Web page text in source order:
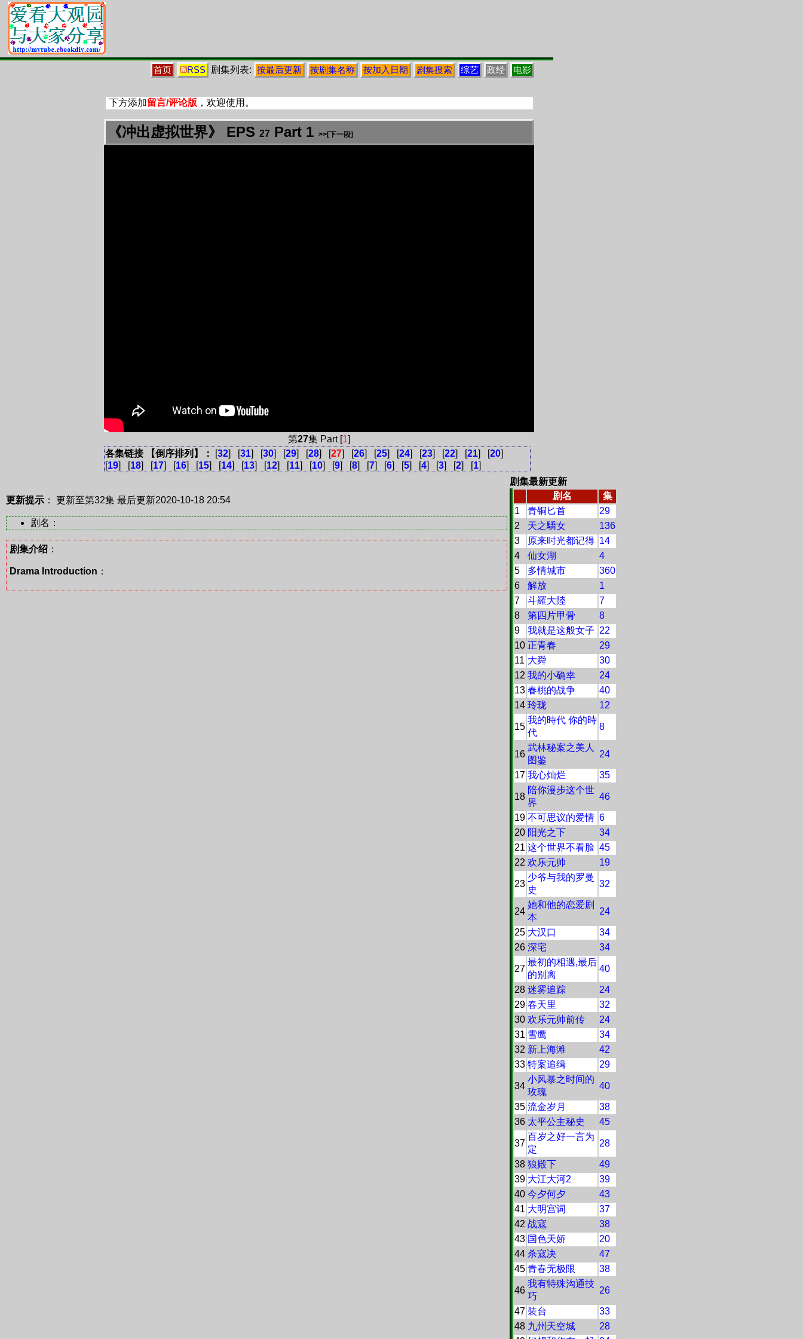
首页 RSS 剧集列表: 按最后更新 按剧集名称 按加入日期 剧集搜索 综艺 政经 电影
下方添加留言/评论版 ，欢迎使用。
《冲出虚拟世界》 EPS 27 Part 1 >>[下一段]
第27集 Part [1]
各集链接 【倒序排列】：
[32] [31] [30] [29] [28] [27] [26] [25] [24] [23] [22] [21] [20]
[19] [18] [17] [16] [15] [14] [13] [12] [11] [10] [9] [8] [7] [6] [5] [4] [3] [2] [1]
更新提示 ： 更新至第32集 最后更新2020-10-18 20:54
剧名：
剧集介绍 ：
Drama Introduction ：
剧集最新更新
剧名
集
1
青铜匕首
29
2
天之驕女
136
3
原来时光都记得 14
4
仙女湖
4
5
多情城市
360
6
解放
1
7
斗羅大陸
7
8
第四片甲骨
8
9
我就是这般女子 22
10 正青春
29
11 大舜
30
12 我的小确幸
24
13 春桃的战争
40
14 玲珑 12
15
我的時代 你的時
代
8
16
武林秘案之美人
图鉴
24
17 我心灿烂 35
18
陪你漫步这个世
界
46
19 不可思议的爱情 6
20 阳光之下
34
21 这个世界不看脸 45
22 欢乐元帅 19
23
少爷与我的罗曼
史
32
24
她和他的恋爱剧
本
24
25 大汉口
34
26 深宅 34
27
最初的相遇,最后
的别离
40
28 迷雾追踪
24
29 春天里
32
30 欢乐元帅前传
24
31 雪鹰
34
32 新上海滩
42
33 特案追缉 29
34
小风暴之时间的
玫瑰
40
35 流金岁月
38
36 太平公主秘史 45
37
百岁之好一言为
定
28
38 狼殿下
49
39 大江大河2
39
40 今夕何夕
43
41 大明宫词
37
42 战寇
38
43 国色天娇
20
44 杀寇决
47
45 青春无极限 38
46
我有特殊沟通技
巧
26
47 装台
33
48 九州天空城
28